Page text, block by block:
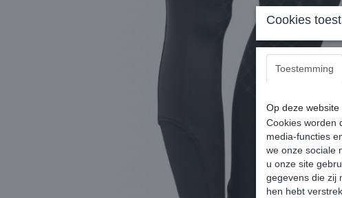
Cookies
Toestemming
Op deze
Cookies worden
media-functies
we onze sociale
u onze site
gegevens die zij
hen hebt